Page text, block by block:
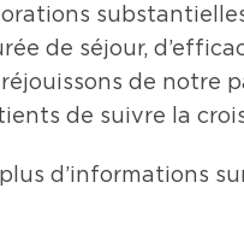
de séjour,
de notre
de suivre la
d’informations